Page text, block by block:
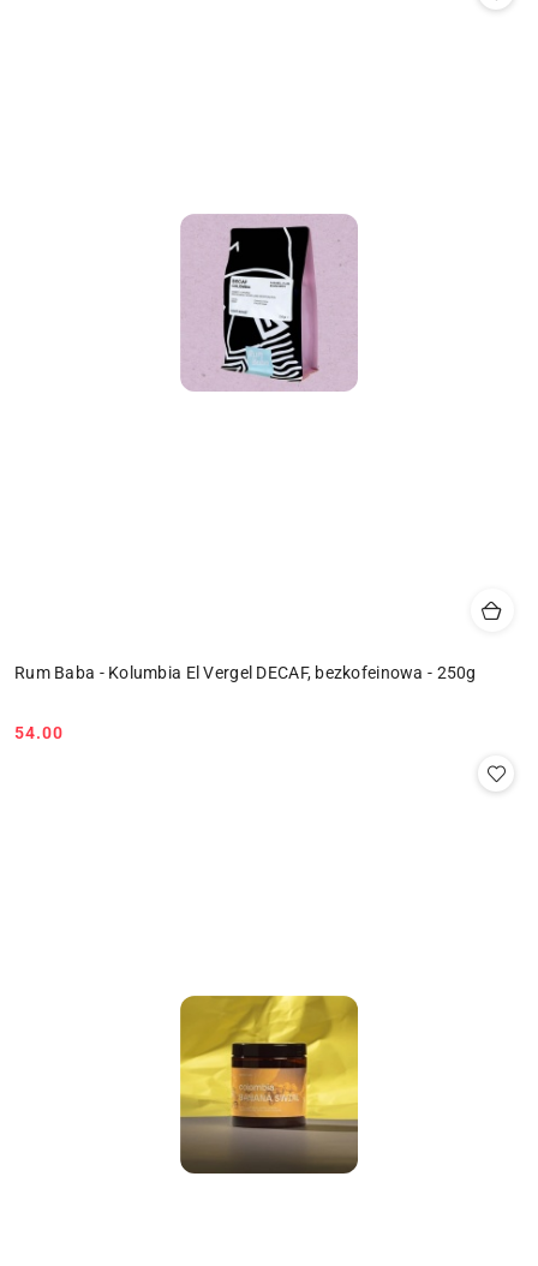
Rum Baba - Kolumbia El Vergel DECAF, bezkofeinowa - 250g
Cena:
54.00